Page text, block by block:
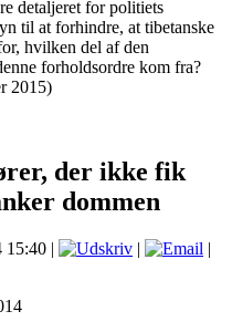
detaljeret for politiets
til at forhindre, at tibetanske
hvilken del af den
forholdsordre kom fra?
2015)
der ikke fik
dommen
15:40 | |
|